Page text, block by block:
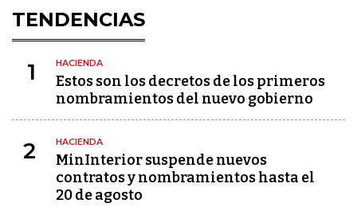
TENDENCIAS
1 HACIENDA
Estos son los decretos de los primeros
nombramientos del nuevo gobierno
2 HACIENDA
MinInterior suspende nuevos
contratos y nombramientos hasta el
20 de agosto